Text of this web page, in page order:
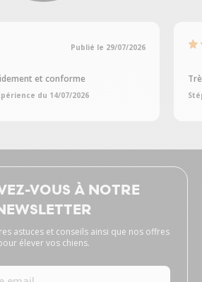
Publié le 29/07/2026
et conforme
du 14/07/2026
VOUS À NOTRE
astuces et conseils ainsi que nos offres
élever vos chiens.